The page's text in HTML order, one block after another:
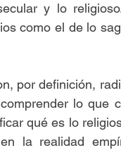
y lo
como el de lo
por definición,
lo que
qué es lo
la realidad